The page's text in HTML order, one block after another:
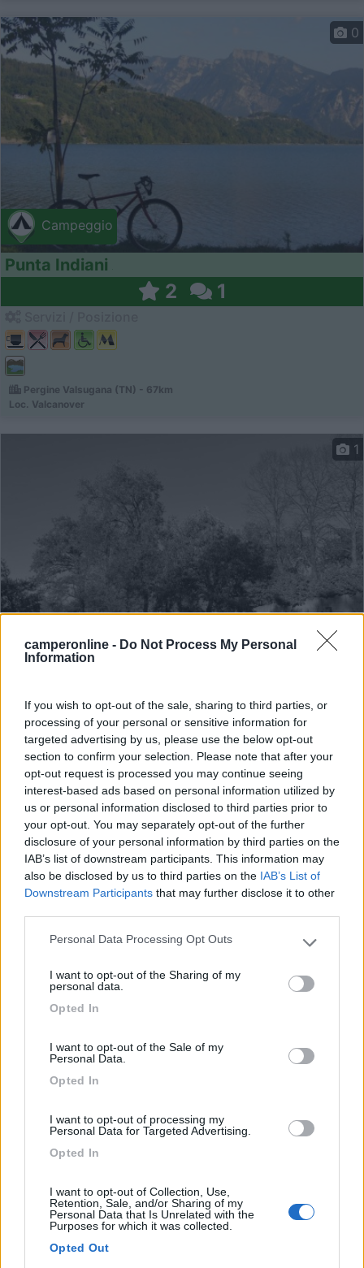
camperonline - Do Not Process My Personal
Information
If you wish to opt-out of the sale, sharing to third parties, or
processing of your personal or sensitive information for
targeted advertising by us, please use the below opt-out
section to confirm your selection. Please note that after your
opt-out request is processed you may continue seeing
interest-based ads based on personal information utilized by
us or personal information disclosed to third parties prior to
your opt-out. You may separately opt-out of the further
disclosure of your personal information by third parties on the
IAB’s list of downstream participants. This information may
also be disclosed by us to third parties on the IAB’s List of
Downstream Participants that may further disclose it to other
Please note that this website/app uses one or more Google
not limited to your visit or usage behaviour. You may click to
grant or deny consent to Google and its third-party tags to
use your data for below specified purposes in below Google
Personal Data Processing Opt Outs
I want to opt-out of the Sharing of my
personal data.
Opted In
I want to opt-out of the Sale of my
Personal Data.
Opted In
I want to opt-out of processing my
Personal Data for Targeted Advertising.
Opted In
I want to opt-out of Collection, Use,
Retention, Sale, and/or Sharing of my
Personal Data that Is Unrelated with the
Purposes for which it was collected.
Opted Out
Campeggio
0
Punta Indiani
2 1
Pergine Valsugana (TN) - 67km
Loc. Valcanover
Campeggio
1
10 1
Servizi / Posizione
Immerso nel verde dei boschi a circa 6 km dal borgo, il
Arcugnano (VI) - 2.4km
Via Righi, 77
Camping Vicenza
Servizi / Posizione